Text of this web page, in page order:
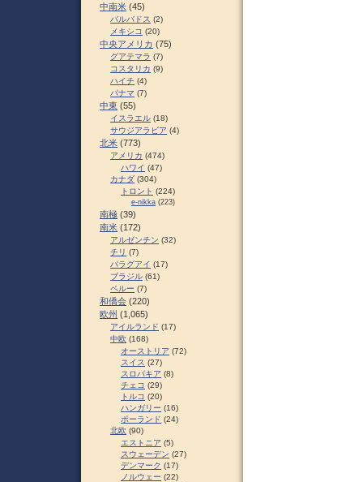
中南米 (45)
バルバドス (2)
メキシコ (20)
中央アメリカ (75)
グアテマラ (7)
コスタリカ (9)
ハイチ (4)
パナマ (7)
中東 (55)
イスラエル (18)
サウジアラビア (4)
北米 (773)
アメリカ (474)
ハワイ (47)
カナダ (304)
トロント (224)
e-nikka (223)
南極 (39)
南米 (172)
アルゼンチン (32)
チリ (7)
パラグアイ (17)
ブラジル (61)
ペルー (7)
和僑会 (220)
欧州 (1,065)
アイルランド (17)
中欧 (168)
オーストリア (72)
スイス (27)
スロパキア (8)
チェコ (29)
トルコ (20)
ハンガリー (16)
ポーランド (24)
北欧 (90)
エストニア (5)
スウェーデン (27)
デンマーク (17)
ノルウェー (22)